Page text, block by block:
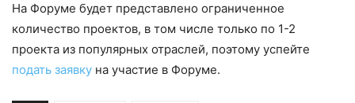
На Форуме будет представлено ограниченное
количество проектов, в том числе только по 1-2
проекта из популярных отраслей, поэтому успейте
подать заявку на участие в Форуме.